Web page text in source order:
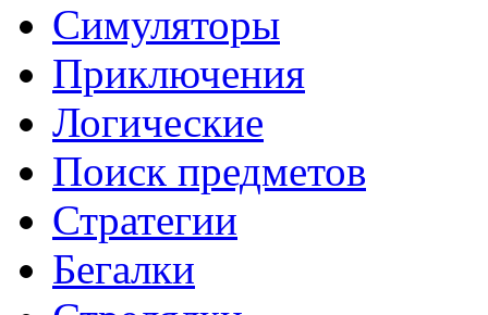
Симуляторы
Приключения
Логические
Поиск предметов
Стратегии
Бегалки